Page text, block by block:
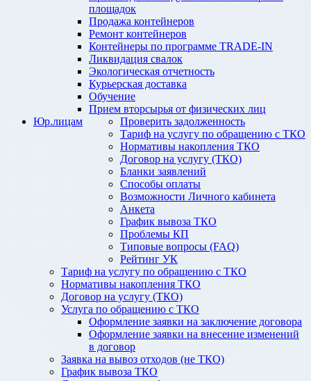
площадок
Продажа контейнеров
Ремонт контейнеров
Контейнеры по программе TRADE-IN
Ликвидация свалок
Экологическая отчетность
Курьерская доставка
Обучение
Прием вторсырья от физических лиц
Проверить задолженность
Тариф на услугу по обращению с ТКО
Нормативы накопления ТКО
Договор на услугу (ТКО)
Бланки заявлений
Способы оплаты
Возможности Личного кабинета
Анкета
График вывоза ТКО
Проблемы КП
Типовые вопросы (FAQ)
Рейтинг УК
Юр.лицам
Тариф на услугу по обращению с ТКО
Нормативы накопления ТКО
Договор на услугу (ТКО)
Услуга по обращению с ТКО
Оформление заявки на заключение договора
Оформление заявки на внесение изменений
в договор
Заявка на вывоз отходов (не ТКО)
График вывоза ТКО